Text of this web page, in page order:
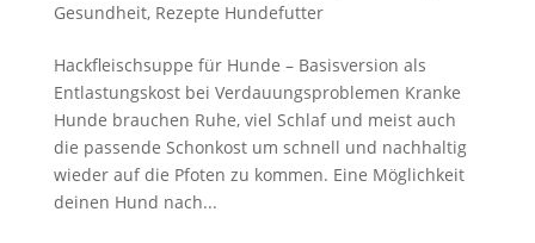
Gesundheit, Rezepte Hundefutter
Hackfleischsuppe für Hunde – Basisversion als
Entlastungskost bei Verdauungsproblemen Kranke
Hunde brauchen Ruhe, viel Schlaf und meist auch
die passende Schonkost um schnell und nachhaltig
wieder auf die Pfoten zu kommen. Eine Möglichkeit
deinen Hund nach...